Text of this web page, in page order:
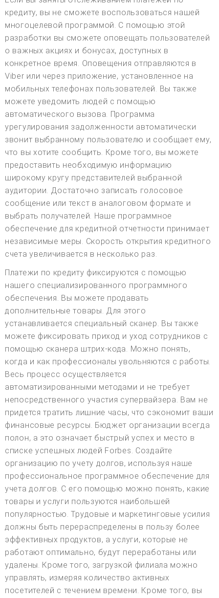
кредиту, вы не сможете воспользоваться нашей
многоцелевой программой. С помощью этой
разработки вы сможете оповещать пользователей
о важных акциях и бонусах, доступных в
конкретное время. Оповещения отправляются в
Viber или через приложение, установленное на
мобильных телефонах пользователей. Вы также
можете уведомить людей с помощью
автоматического вызова. Программа
урегулирования задолженности автоматически
звонит выбранному пользователю и сообщает ему,
что вы хотите сообщить. Кроме того, вы можете
предоставить необходимую информацию
широкому кругу представителей выбранной
аудитории. Достаточно записать голосовое
сообщение или текст в аналоговом формате и
выбрать получателей. Наше программное
обеспечение для кредитной отчетности принимает
независимые меры. Скорость открытия кредитного
счета увеличивается в несколько раз.
Платежи по кредиту фиксируются с помощью
нашего специализированного программного
обеспечения. Вы можете продавать
дополнительные товары. Для этого
устанавливается специальный сканер. Вы также
можете фиксировать приход и уход сотрудников с
помощью сканера штрих-кода. Можно понять,
когда и как профессионалы увольняются с работы.
Весь процесс осуществляется
автоматизированными методами и не требует
непосредственного участия супервайзера. Вам не
придется тратить лишние часы, что сэкономит ваши
финансовые ресурсы. Бюджет организации всегда
полон, а это означает быстрый успех и место в
списке успешных людей Forbes. Создайте
организацию по учету долгов, используя наше
профессиональное программное обеспечение для
учета долгов. С его помощью можно понять, какие
товары и услуги пользуются наибольшей
популярностью. Трудовые и маркетинговые усилия
должны быть перераспределены в пользу более
эффективных продуктов, а услуги, которые не
работают оптимально, будут переработаны или
удалены. Кроме того, загрузкой филиала можно
управлять, измеряя количество активных
посетителей с течением времени. Кроме того, вы